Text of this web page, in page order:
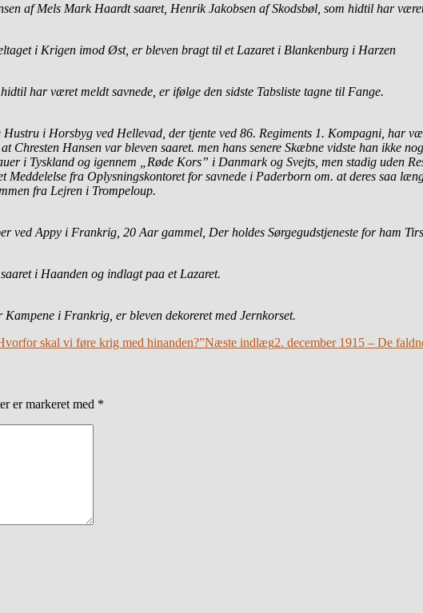
af Mels Mark Haardt saaret, Henrik Jakobsen af Skodsbøl, som hidtil har
i Krigen imod Øst, er bleven bragt til et Lazaret i Blankenburg i Harzen
har været meldt savnede, er ifølge den sidste Tabsliste tagne til Fange.
Hustru i Horsbyg ved Hellevad, der tjente ved 86. Regiments 1. Kompagni, har
Chresten Hansen var bleven saaret. men hans senere Skæbne vidste han ikke
i Tyskland og igennem „Røde Kors” i Danmark og Svejts, men stadig uden
fra Oplysningskontoret for savnede i Paderborn om. at deres saa
fra Lejren i Trompeloup.
ved Appy i Frankrig, 20 Aar gammel, Der holdes Sørgegudstjeneste for ham
i Haanden og indlagt paa et Lazaret.
Kampene i Frankrig, er bleven dekoreret med Jernkorset.
skal vi føre krig med hinanden?”Næste indlæg2. december 1915 – De
er markeret med *